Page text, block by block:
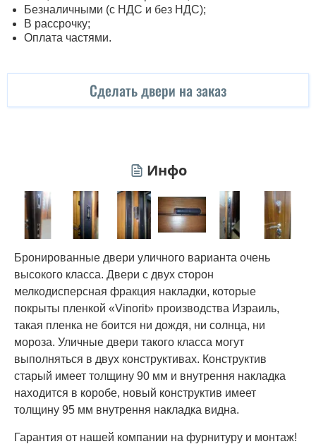
Безналичными (с НДС и без НДС);
В рассрочку;
Оплата частями.
Сделать двери на заказ
Инфо
Бронированные двери уличного варианта очень
высокого класса. Двери с двух сторон
мелкодисперсная фракция накладки, которые
покрыты пленкой «Vinorit» производства Израиль,
такая пленка не боится ни дождя, ни солнца, ни
мороза. Уличные двери такого класса могут
выполняться в двух конструктивах. Конструктив
старый имеет толщину 90 мм и внутрення накладка
находится в коробе, новый конструктив имеет
толщину 95 мм внутрення накладка видна.
Гарантия от нашей компании на фурнитуру и монтаж!